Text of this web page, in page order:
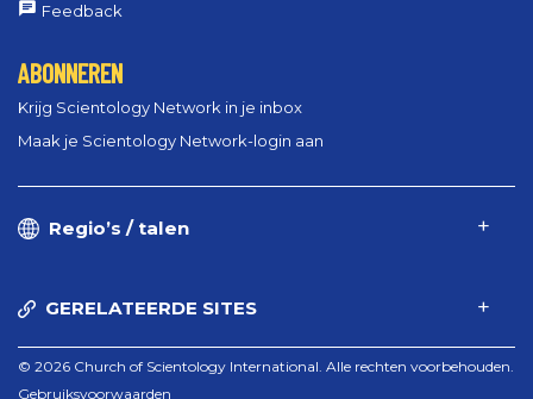
Feedback
ABONNEREN
Krijg Scientology Network in je inbox
Maak je Scientology Network-login aan
Regio’s / talen
GERELATEERDE SITES
© 2026 Church of Scientology International. Alle rechten voorbehouden.
Gebruiksvoorwaarden